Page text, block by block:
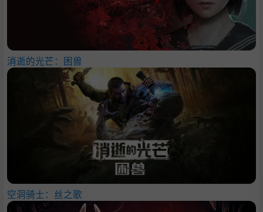
消逝的光芒：困兽
空洞骑士：丝之歌